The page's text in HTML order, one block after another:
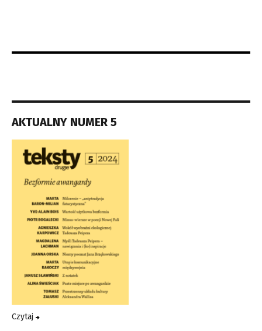
AKTUALNY NUMER 5
Czytaj